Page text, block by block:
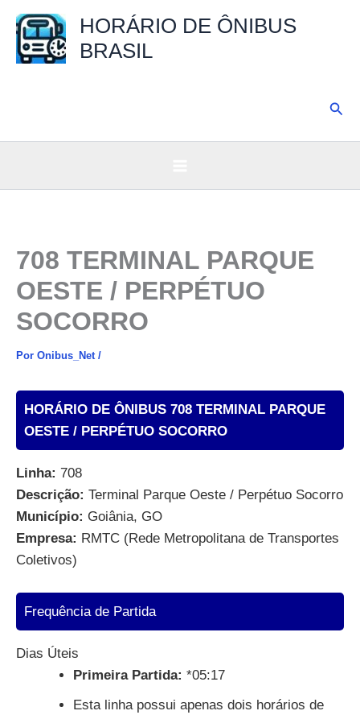
para
HORÁRIO DE ÔNIBUS
BRASIL
708 TERMINAL PARQUE
OESTE / PERPÉTUO
SOCORRO
Por Onibus_Net /
HORÁRIO DE ÔNIBUS 708 TERMINAL PARQUE
OESTE / PERPÉTUO SOCORRO
Linha: 708
Descrição: Terminal Parque Oeste / Perpétuo Socorro
Município: Goiânia, GO
Empresa: RMTC (Rede Metropolitana de Transportes
Coletivos)
Frequência de Partida
Dias Úteis
Primeira Partida: *05:17
Esta linha possui apenas dois horários de